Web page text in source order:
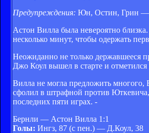
Предупреждения: Юн, Остин, Грин —
Астон Вилла была невероятно
несколько минут, чтобы одержать
Неожиданно не только державшееся
Джо Коул вышел в старте и
Вилла не могла предложить многого,
сфолил в штрафной против Юткевича,
последних пяти играх. -
Бернли — Астон Вилла 1:1
Голы: Ингз, 87 (с пен.) — Д.Коул, 38